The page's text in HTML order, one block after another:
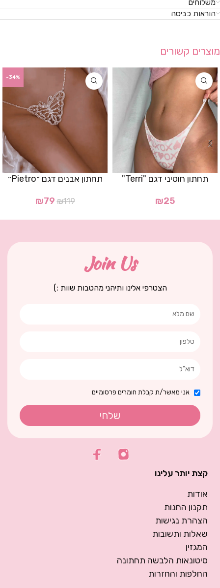
משלוחים
הוראות כביסה
מוצרים קשורים
תחתון חוטיני דגם "Terri"
₪25
-34%
תחתון אבנים דגם ״Pietro״
₪119
₪79
Join Us
הצטרפי אלינו ותיהני מהטבות שוות :)
אני מאשר/ת קבלת חומרים פרסומיים
שלחי
קצת יותר עלינו
אודות
תקנון החנות
הצהרת נגישות
שאלות ותשובות
המגזין
סיטונאות הלבשה תחתונה
החלפות והחזרות